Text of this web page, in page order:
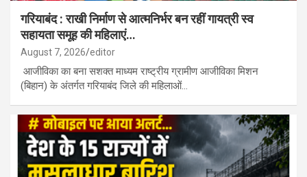
गरियाबंद : राखी निर्माण से आत्मनिर्भर बन रहीं गायत्री स्व
सहायता समूह की महिलाएं…
August 7, 2026 editor
आजीविका का बना सशक्त माध्यम राष्ट्रीय ग्रामीण आजीविका मिशन
(बिहान) के अंतर्गत गरियाबंद जिले की महिलाओं…